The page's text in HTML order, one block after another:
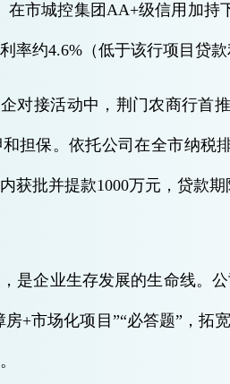
在市城控集团AA+级信用加持
率约4.6%（低于该行项目贷
对接活动中，荆门农商行首
担保。依托公司在全市纳税
获批并提款1000万元，贷款
是企业生存发展的生命线。
房+市场化项目”“必答题”，拓